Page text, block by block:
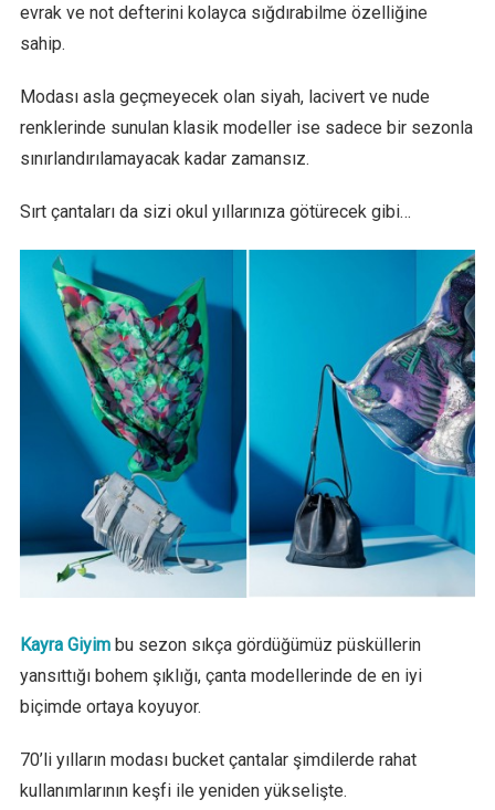
evrak ve not defterini kolayca sığdırabilme özelliğine
sahip.
Modası asla geçmeyecek olan siyah, lacivert ve nude
renklerinde sunulan klasik modeller ise sadece bir sezonla
sınırlandırılamayacak kadar zamansız.
Sırt çantaları da sizi okul yıllarınıza götürecek gibi…
Kayra Giyimbu sezon sıkça gördüğümüz püsküllerin
yansıttığı bohem şıklığı, çanta modellerinde de en iyi
biçimde ortaya koyuyor.
70’li yılların modası bucket çantalar şimdilerde rahat
kullanımlarının keşfi ile yeniden yükselişte.